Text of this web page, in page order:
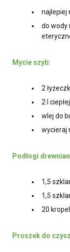
najlepiej
do wody
Mycie szyb:
2
2 l
wlej do
wycieraj
Podłogi
1,5
1,5
20
Proszek do